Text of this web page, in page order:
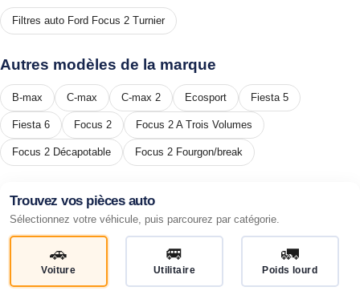
Filtres auto Ford Focus 2 Turnier
Autres modèles de la marque
B-max C-max C-max 2 Ecosport Fiesta 5
Fiesta 6 Focus 2 Focus 2 A Trois Volumes
Focus 2 Décapotable Focus 2 Fourgon/break
Trouvez vos pièces auto
Sélectionnez votre véhicule, puis parcourez par catégorie.
🚗
Voiture
🚐
Utilitaire
🚛
Poids lourd